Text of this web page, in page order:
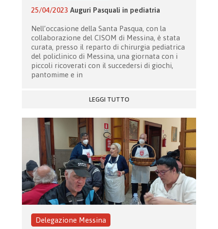
25/04/2023 Auguri Pasquali in pediatria
Nell’occasione della Santa Pasqua, con la
collaborazione del CISOM di Messina, è stata
curata, presso il reparto di chirurgia pediatrica
del policlinico di Messina, una giornata con i
piccoli ricoverati con il succedersi di giochi,
pantomime e in
LEGGI TUTTO
Delegazione Messina